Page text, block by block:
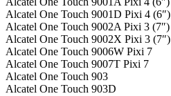
Alcatel One Touch 9001D Pixi 4 (6″)
Alcatel One Touch 9002A Pixi 3 (7″)
Alcatel One Touch 9002X Pixi 3 (7″)
Alcatel One Touch 9006W Pixi 7
Alcatel One Touch 9007T Pixi 7
Alcatel One Touch 903
Alcatel One Touch 903D